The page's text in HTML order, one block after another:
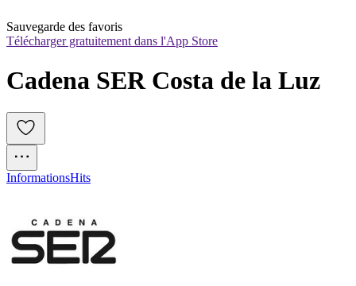
Sauvegarde des favoris
Télécharger gratuitement dans l'App Store
Cadena SER Costa de la Luz
InformationsHits